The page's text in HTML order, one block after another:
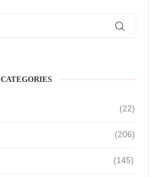
CATEGORIES
(22)
(206)
(145)